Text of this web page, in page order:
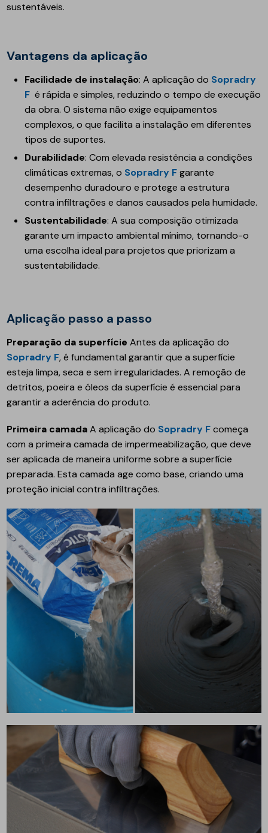
sustentáveis.
Vantagens da aplicação
Facilidade de instalação: A aplicação do Sopradry
F é rápida e simples, reduzindo o tempo de execução
da obra. O sistema não exige equipamentos
complexos, o que facilita a instalação em diferentes
tipos de suportes.
Durabilidade: Com elevada resistência a condições
climáticas extremas, o Sopradry Fgarante
desempenho duradouro e protege a estrutura
contra infiltrações e danos causados pela humidade.
Sustentabilidade: A sua composição otimizada
garante um impacto ambiental mínimo, tornando-o
uma escolha ideal para projetos que priorizam a
sustentabilidade.
Aplicação passo a passo
Preparação da superfície Antes da aplicação do
Sopradry F, é fundamental garantir que a superfície
esteja limpa, seca e sem irregularidades. A remoção de
detritos, poeira e óleos da superfície é essencial para
garantir a aderência do produto.
Primeira camadaA aplicação do Sopradry Fcomeça
com a primeira camada de impermeabilização, que deve
ser aplicada de maneira uniforme sobre a superfície
preparada. Esta camada age como base, criando uma
proteção inicial contra infiltrações.